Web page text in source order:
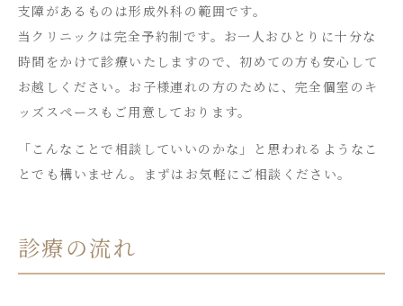
支障があるものは形成外科の範囲です。
当クリニックは完全予約制です。お一人おひとりに十分な
時間をかけて診療いたしますので、初めての方も安心して
お越しください。お子様連れの方のために、完全個室のキ
ッズスペースもご用意しております。
「こんなことで相談していいのかな」と思われるようなこ
とでも構いません。まずはお気軽にご相談ください。
診療の流れ